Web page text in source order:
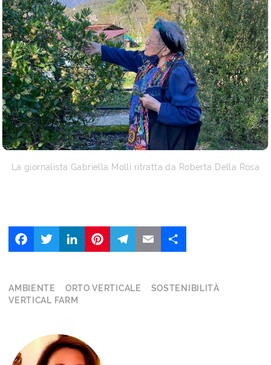
La giornalista Gabriella Molli ritratta da Roberta Della Rosa
LinkedIn
AMBIENTE ORTO VERTICALE
SOSTENIBILITÀ
VERTICAL FARM